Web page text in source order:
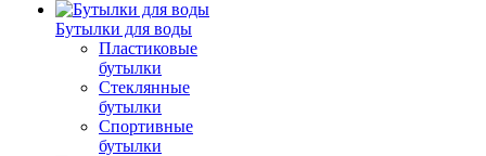
Бутылки для воды
Пластиковые
бутылки
Стеклянные
бутылки
Спортивные
бутылки